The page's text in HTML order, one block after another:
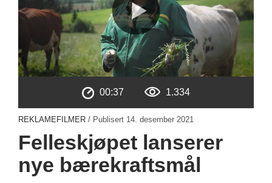
00:37 1.334
REKLAMEFILMER / Publisert 14. desember 2021
Felleskjøpet lanserer
nye bærekraftsmål